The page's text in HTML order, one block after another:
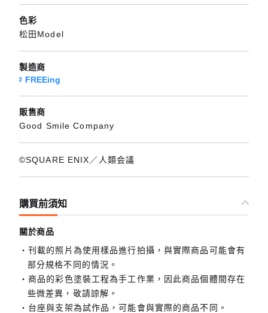
色彩
松田Model
製造商
FREEing
販售商
Good Smile Company
©SQUARE ENIX／人類会議
購買前須知
關於商品
刊載的照片為使用樣品進行拍攝，與實際商品可能會有
部分規格不同的情況。
商品的彩色塗裝工程為手工作業，因此商品個體間存在
些微差異，敬請諒解。
台座與支架為試作品，可能會與實際的商品不同。